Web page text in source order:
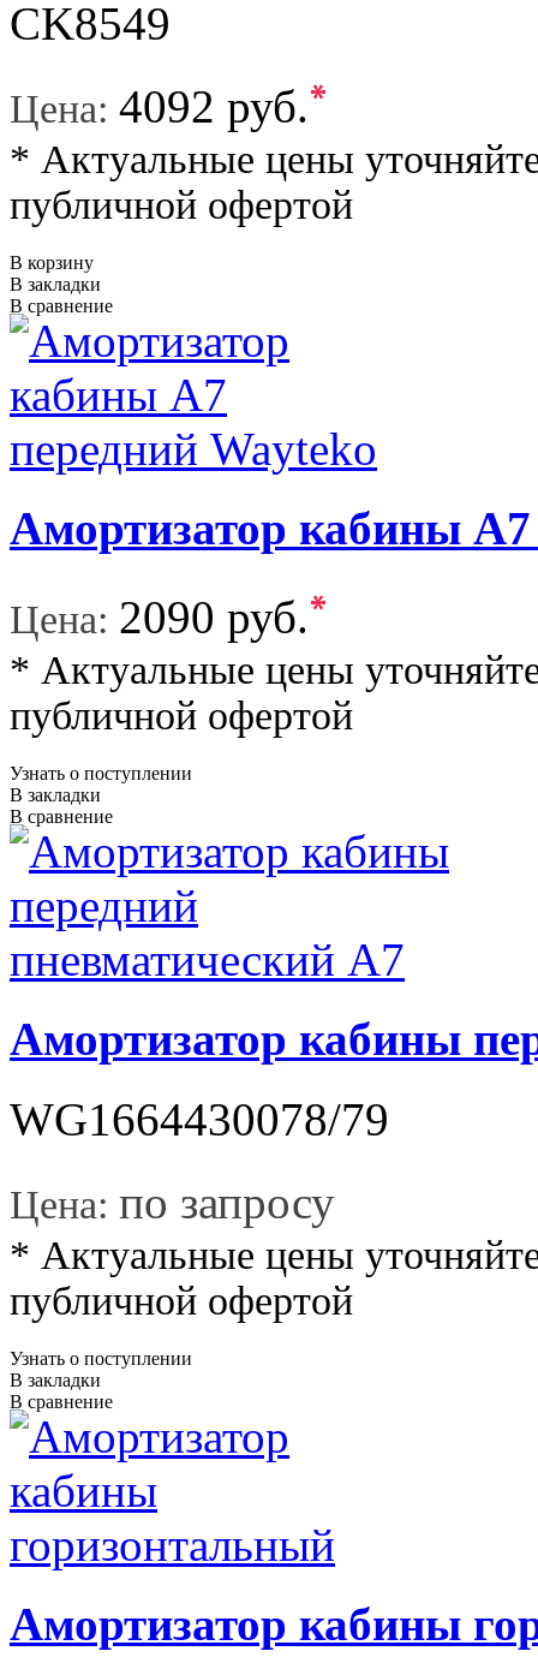
CK8549
Цена: 4092 руб.*
* Актуальные цены
публичной офертой
В корзину
В закладки
В сравнение
Амортизатор кабины
Цена: 2090 руб.*
* Актуальные цены
публичной офертой
Узнать о поступлении
В закладки
В сравнение
Амортизатор кабины
WG1664430078/79
Цена: по запросу
* Актуальные цены
публичной офертой
Узнать о поступлении
В закладки
В сравнение
Амортизатор кабины